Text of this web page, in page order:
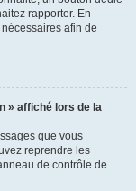
rapporter. En
afin de
» affiché lors de la
que vous
reprendre les
de contrôle de